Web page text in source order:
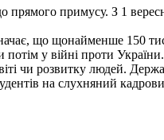
прямого примусу. З 1
що щонайменше 150
потім у війні проти України.
чи розвитку людей.
на слухняний